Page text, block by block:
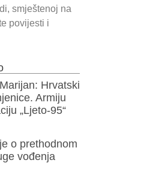
smještenoj na
povijesti i
Hrvatski
Armiju
„Ljeto-95“
o prethodnom
vođenja